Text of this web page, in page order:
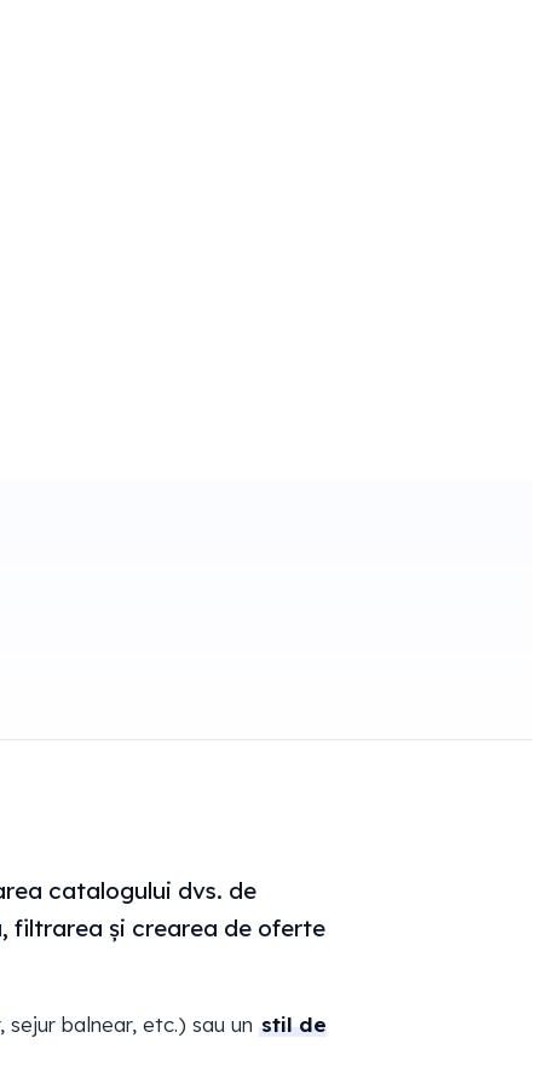
catalogului dvs. de
filtrarea și crearea de oferte
balnear, etc.) sau un stil de